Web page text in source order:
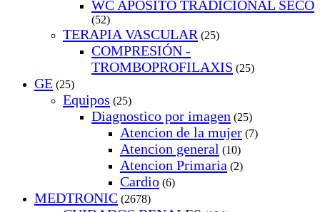
WC APÓSITO TRADICIONAL SECO
(52)
TERAPIA VASCULAR (25)
COMPRESIÓN -
TROMBOPROFILAXIS (25)
GE (25)
Equipos (25)
Diagnostico por imagen (25)
Atencion de la mujer (7)
Atencion general (10)
Atencion Primaria (2)
Cardio (6)
MEDTRONIC (2678)